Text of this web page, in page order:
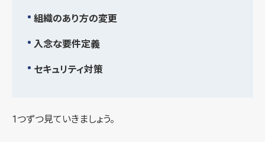
組織のあり方の変更
入念な要件定義
セキュリティ対策
1つずつ見ていきましょう。